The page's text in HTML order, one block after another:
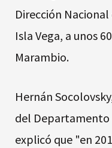
Dirección
Isla Vega, a unos
Marambio.
Hernán
del Departamento
explicó que "en